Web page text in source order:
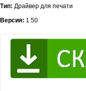
Тип: Драйвер для печати
Версия: 1.50